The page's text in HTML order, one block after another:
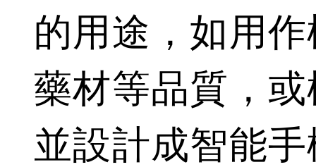
的用途，如用
藥材等品質，
並設計成智能